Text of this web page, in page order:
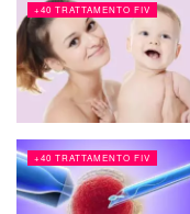
+40 TRATTAMENTO FIV
+40 TRATTAMENTO FIV